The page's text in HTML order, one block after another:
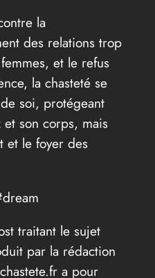
la
des relations trop
et le refus
la chasteté se
soi, protégeant
et son corps, mais
et le foyer des
traitant le sujet
par la rédaction
a pour